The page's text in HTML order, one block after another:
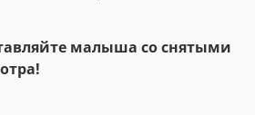
малыша со снятыми